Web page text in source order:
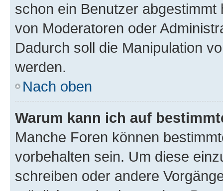
schon ein Benutzer
von Moderatoren oder
Dadurch soll die Manipulation
werden.
Nach oben
Warum kann ich auf
Manche Foren können
vorbehalten sein. Um diese
schreiben oder andere